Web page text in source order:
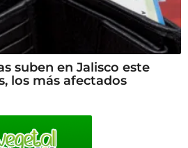
suben en Jalisco este
los más afectados